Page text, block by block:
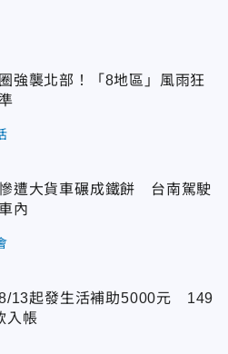
強襲北部！「8地區」風雨狂
遭大貨車碾成鐵餅 台南駕駛
內
13起發生活補助5000元 149
入帳